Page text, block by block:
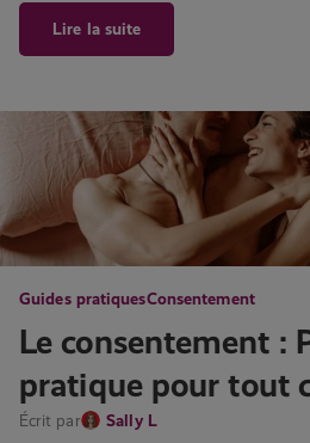
Lire la suite
Guides pratiquesConsentement
Le consentement :
pratique pour tout
Écrit par Sally L